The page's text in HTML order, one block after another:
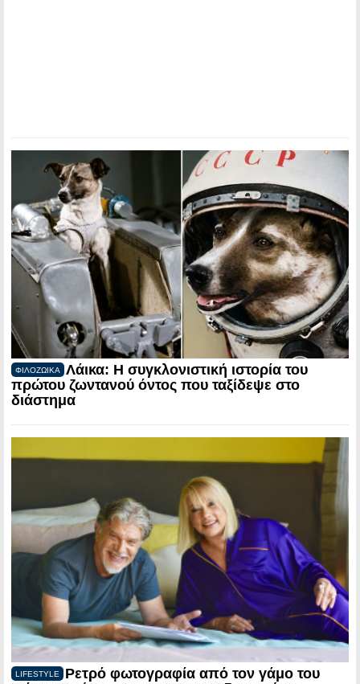
ΦΙΛΟΖΩΙΚΑ
Λάικα: Η συγκλονιστική ιστορία του
πρώτου ζωντανού όντος που ταξίδεψε στο
διάστημα
LIFESTYLE
Ρετρό φωτογραφία από τον γάμο του